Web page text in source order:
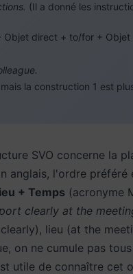
(Il a donné les
Objet direct + to/for +
la construction 1 est
SVO concerne la
anglais, l'ordre préféré
+ Temps (acronyme
clearly at the
lieu (at the
on ne cumule pas
utile de connaître cet